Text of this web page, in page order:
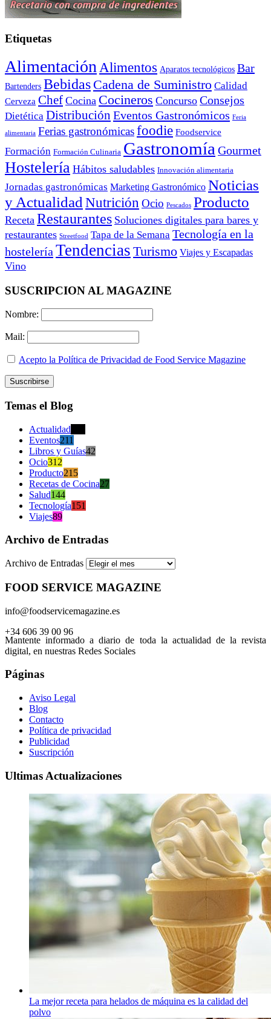
Etiquetas
Alimentación Alimentos Aparatos tecnológicos Bar
Bartenders Bebidas Cadena de Suministro Calidad
Cerveza Chef Cocina Cocineros Concurso Consejos
Dietética Distribución Eventos Gastronómicos Feria
alimentaria Ferias gastronómicasfoodie Foodservice
Formación Formación Culinaria Gastronomía Gourmet
Hostelería Hábitos saludables Innovación alimentaria
Jornadas gastronómicas Marketing Gastronómico Noticias
y Actualidad Nutrición Ocio Pescados Producto
Receta Restaurantes Soluciones digitales para bares y
restaurantes Streetfood Tapa de la Semana Tecnología en la
hostelería Tendencias Turismo Viajes y Escapadas
Vino
SUSCRIPCION AL MAGAZINE
Nombre:
Mail:
Acepto la Política de Privacidad de Food Service Magazine
Temas el Blog
Actualidad
Eventos211
Libros y Guías42
Ocio312
Producto215
Recetas de Cocina27
Salud144
Tecnología151
Viajes89
Archivo de Entradas
Archivo de Entradas
FOOD SERVICE MAGAZINE
info@foodservicemagazine.es
+34 606 39 00 96
Mantente informado a diario de toda la actualidad de la revista
digital, en nuestras Redes Sociales
Páginas
Aviso Legal
Blog
Contacto
Política de privacidad
Publicidad
Suscripción
Ultimas Actualizaciones
La mejor receta para helados de máquina es la calidad del
polvo